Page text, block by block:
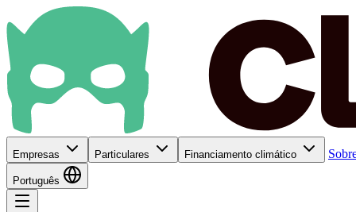
Empresas Particulares Financiamento climático
Português